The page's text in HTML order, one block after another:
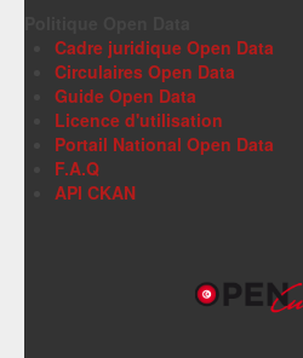
Cadre juridique Open Data
Circulaires Open Data
Guide Open Data
Licence d'utilisation
Portail National Open Data
F.A.Q
API CKAN